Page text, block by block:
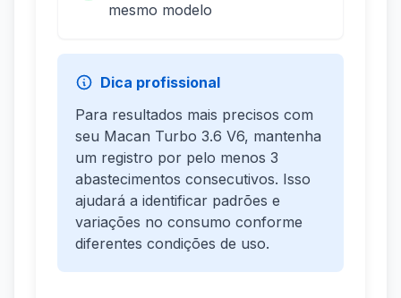
mesmo modelo
Dica profissional
Para resultados mais precisos com
seu Macan Turbo 3.6 V6, mantenha
um registro por pelo menos 3
abastecimentos consecutivos. Isso
ajudará a identificar padrões e
variações no consumo conforme
diferentes condições de uso.